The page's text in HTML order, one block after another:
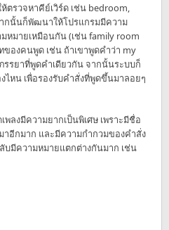
ตรวจหาคีย์เวิร์ด เช่น bedroom,
กนั้นก็พัฒนาให้โปรแกรมมีความ
หมายเหมือนกัน (เช่น family room
ของคนพูด เช่น ถ้าเขาพูดคำว่า my
รยาที่พูดคำเดียวกัน จากนั้นระบบก็
หน เพื่อรองรับคำสั่งที่พูดขึ้นมาลอยๆ
พลงมีความยากเป็นพิเศษ เพราะมีชื่อ
าอีกมาก และมีความกำกวมของคำสั่ง
บมีความหมายแตกต่างกันมาก เช่น